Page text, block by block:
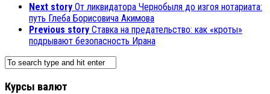
Next story От ликвидатора Чернобыля до изгоя нотариата:
путь Глеба Борисовича Акимова
Previous story Ставка на предательство: как «кроты»
подрывают безопасность Ирана
Курсы валют